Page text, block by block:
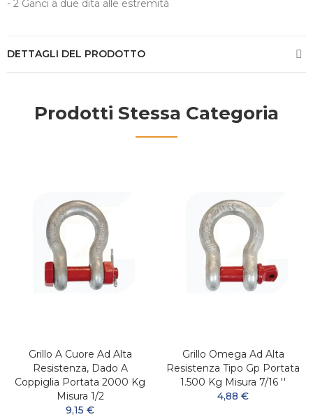
- 2 Ganci a due dita alle estremità
DETTAGLI DEL PRODOTTO
Prodotti Stessa Categoria
Grillo A Cuore Ad Alta
Resistenza, Dado A
Coppiglia Portata 2000 Kg
Misura 1/2
9,15 €
Grillo Omega Ad Alta
Resistenza Tipo Gp Portata
1.500 Kg Misura 7/16 ''
4,88 €